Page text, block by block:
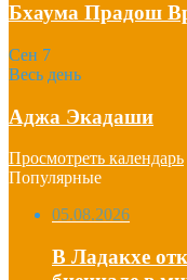
Бхаума Прадош
Сен 7
Весь день
Аджа Экадаши
Просмотреть календарь
Популярные
05.08.2026
В Ладакхе